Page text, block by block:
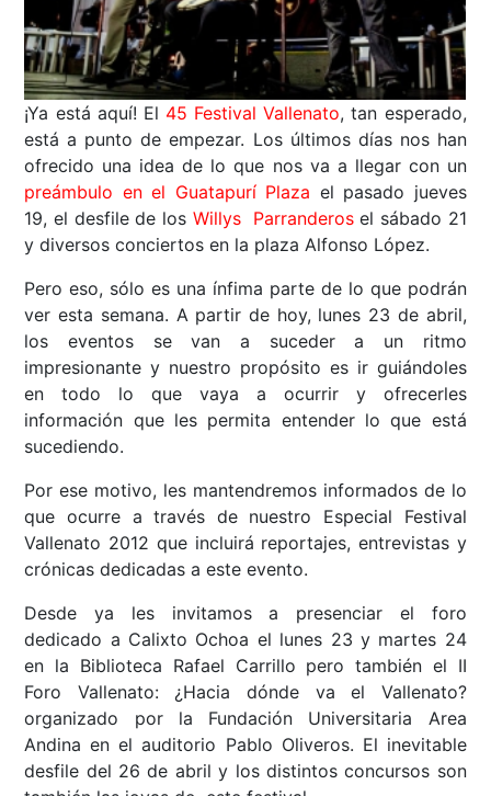
¡Ya está aquí! El 45 Festival Vallenato, tan esperado,
está a punto de empezar. Los últimos días nos han
ofrecido una idea de lo que nos va a llegar con un
preámbulo en el Guatapurí Plaza el pasado jueves
19, el desfile de los Willys Parranderosel sábado 21
y diversos conciertos en la plaza Alfonso López.
Pero eso, sólo es una ínfima parte de lo que podrán
ver esta semana. A partir de hoy, lunes 23 de abril,
los eventos se van a suceder a un ritmo
impresionante y nuestro propósito es ir guiándoles
en todo lo que vaya a ocurrir y ofrecerles
información que les permita entender lo que está
sucediendo.
Por ese motivo, les mantendremos informados de lo
que ocurre a través de nuestro Especial Festival
Vallenato 2012 que incluirá reportajes, entrevistas y
crónicas dedicadas a este evento.
Desde ya les invitamos a presenciar el foro
dedicado a Calixto Ochoa el lunes 23 y martes 24
en la Biblioteca Rafael Carrillo pero también el II
Foro Vallenato: ¿Hacia dónde va el Vallenato?
organizado por la Fundación Universitaria Area
Andina en el auditorio Pablo Oliveros. El inevitable
desfile del 26 de abril y los distintos concursos son